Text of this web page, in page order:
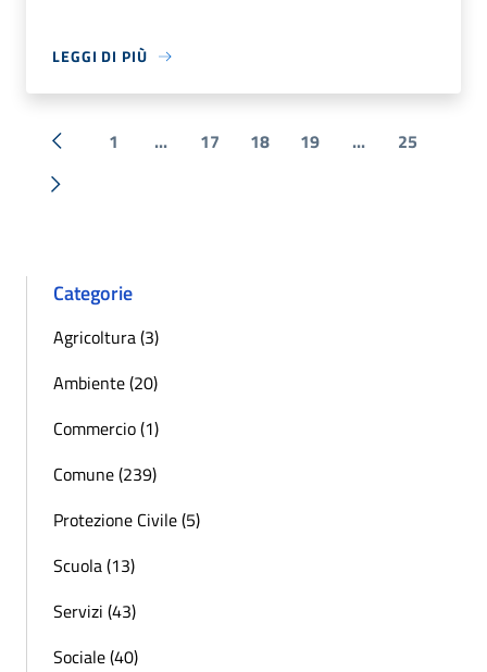
LEGGI DI PIÙ
« Precedente
1 ... 17 18 19 ... 25
Successiva »
Categorie
Agricoltura (3)
Ambiente (20)
Commercio (1)
Comune (239)
Protezione Civile (5)
Scuola (13)
Servizi (43)
Sociale (40)